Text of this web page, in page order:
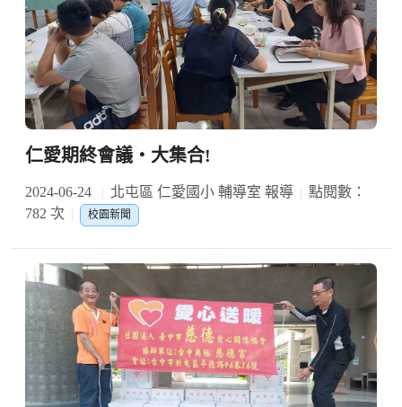
仁愛期終會議‧大集合!
2024-06-24 北屯區 仁愛國小 輔導室 報導
點閱數：
782 次
校園新聞